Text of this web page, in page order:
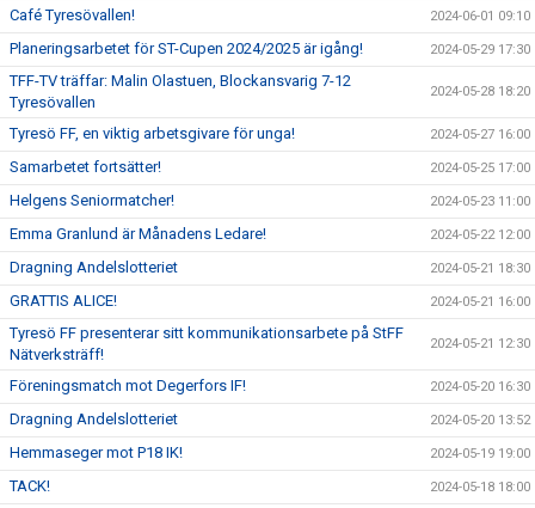
Café Tyresövallen! 2024-06-01 09:10
Planeringsarbetet för ST-Cupen 2024/2025 är igång! 2024-05-29 17:30
TFF-TV träffar: Malin Olastuen, Blockansvarig 7-12
Tyresövallen
2024-05-28 18:20
Tyresö FF, en viktig arbetsgivare för unga! 2024-05-27 16:00
Samarbetet fortsätter! 2024-05-25 17:00
Helgens Seniormatcher! 2024-05-23 11:00
Emma Granlund är Månadens Ledare! 2024-05-22 12:00
Dragning Andelslotteriet 2024-05-21 18:30
GRATTIS ALICE! 2024-05-21 16:00
Tyresö FF presenterar sitt kommunikationsarbete på StFF
Nätverksträff!
2024-05-21 12:30
Föreningsmatch mot Degerfors IF! 2024-05-20 16:30
Dragning Andelslotteriet 2024-05-20 13:52
Hemmaseger mot P18 IK! 2024-05-19 19:00
TACK! 2024-05-18 18:00